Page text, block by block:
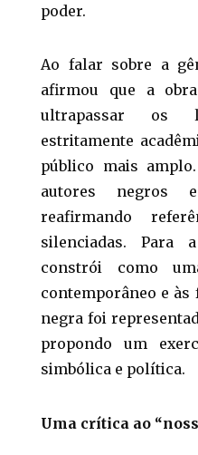
poder.
Ao falar sobre a
afirmou que a
ultrapassar os
estritamente
público mais
autores negros
reafirmando
silenciadas.
constrói como
contemporâneo e
negra foi
propondo um
simbólica e política.
Uma crítica ao